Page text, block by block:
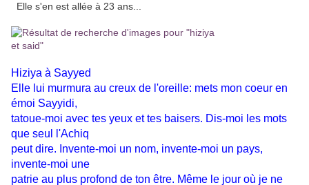
Elle s'en est allée à 23 ans...
Hiziya à Sayyed
Elle lui murmura au creux de l'oreille: mets mon coeur en
émoi Sayyidi,
tatoue-moi avec tes yeux et tes baisers. Dis-moi les mots
que seul l'Achiq
peut dire. Invente-moi un nom, invente-moi un pays,
invente-moi une
patrie au plus profond de ton être. Même le jour où je ne